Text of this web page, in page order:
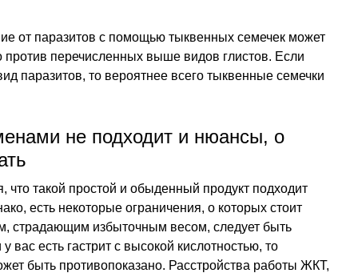
от паразитов с помощью тыквенных семечек может
перечисленных выше видов глистов. Если
паразитов, то вероятнее всего тыквенные семечки
не подходит и нюансы, о
что такой простой и обыденный продукт подходит
есть некоторые ограничения, о которых стоит
страдающим избыточным весом, следует быть
вас есть гастрит с высокой кислотностью, то
быть противопоказано. Расстройства работы ЖКТ,